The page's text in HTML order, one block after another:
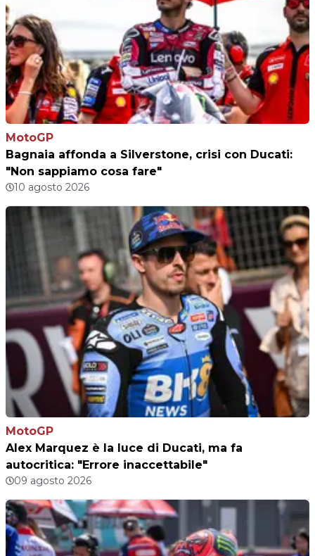
MotoGP
Bagnaia affonda a Silverstone, crisi con Ducati:
"Non sappiamo cosa fare"
10 agosto 2026
MotoGP
Alex Marquez è la luce di Ducati, ma fa
autocritica: "Errore inaccettabile"
09 agosto 2026